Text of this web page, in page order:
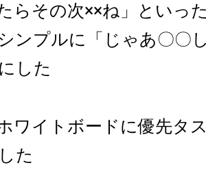
らその次××ね」といっ
ンプルに「じゃあ〇〇
した
ワイトボードに優先タ
た